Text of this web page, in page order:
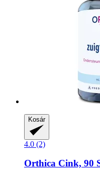
Kosár
4.0 (2)
Orthica Cink, 90